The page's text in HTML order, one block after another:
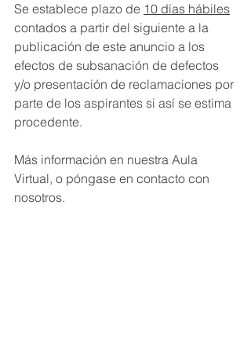
Se establece plazo de 10 días hábiles
contados a partir del siguiente a la
publicación de este anuncio a los
efectos de subsanación de defectos
y/o presentación de reclamaciones por
parte de los aspirantes si así se estima
procedente.
Más información en nuestra Aula
Virtual, o póngase en contacto con
nosotros.